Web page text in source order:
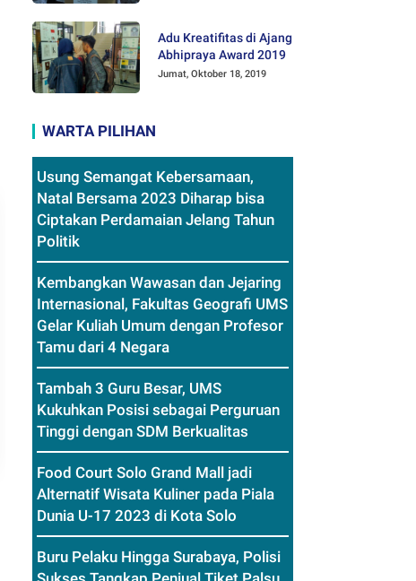
Adu Kreatifitas di Ajang
Abhipraya Award 2019
Jumat, Oktober 18, 2019
WARTA PILIHAN
Usung Semangat Kebersamaan,
Natal Bersama 2023 Diharap bisa
Ciptakan Perdamaian Jelang Tahun
Politik
Kembangkan Wawasan dan Jejaring
Internasional, Fakultas Geografi UMS
Gelar Kuliah Umum dengan Profesor
Tamu dari 4 Negara
Tambah 3 Guru Besar, UMS
Kukuhkan Posisi sebagai Perguruan
Tinggi dengan SDM Berkualitas
Food Court Solo Grand Mall jadi
Alternatif Wisata Kuliner pada Piala
Dunia U-17 2023 di Kota Solo
Buru Pelaku Hingga Surabaya, Polisi